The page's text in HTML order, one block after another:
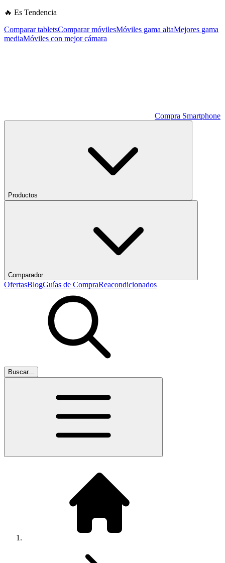
🔥 Es Tendencia
Comparar tabletsComparar móvilesMóviles gama altaMejores gama
mediaMóviles con mejor cámara
Compra Smartphone
Productos
Comparador
OfertasBlogGuías de CompraReacondicionados
Buscar...